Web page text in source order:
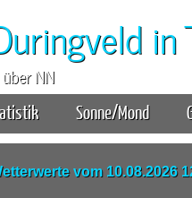
in
NN
Sonne/Mond
vom 10.08.2026